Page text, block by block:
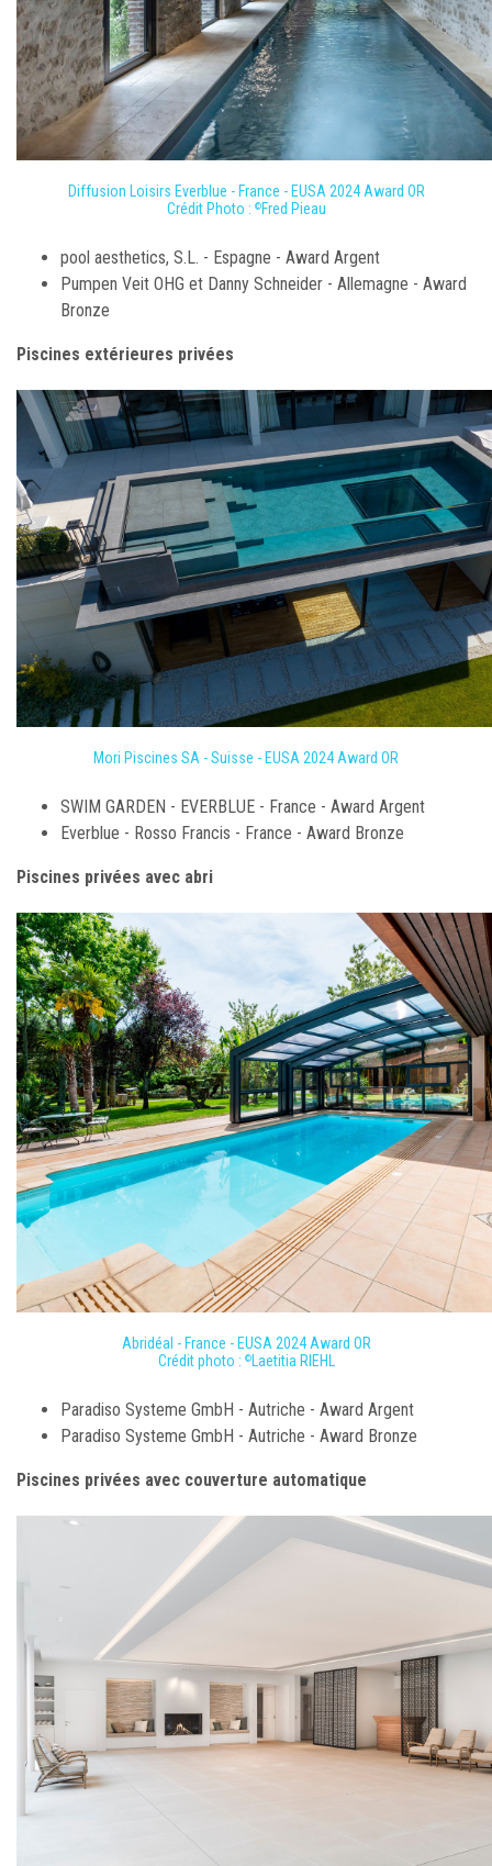
Diffusion Loisirs Everblue - France - EUSA 2024 Award OR
Crédit Photo : ©Fred Pieau
pool aesthetics, S.L. - Espagne - Award Argent
Pumpen Veit OHG et Danny Schneider - Allemagne - Award
Bronze
Piscines extérieures privées
Mori Piscines SA - Suisse - EUSA 2024 Award OR
SWIM GARDEN - EVERBLUE - France - Award Argent
Everblue - Rosso Francis - France - Award Bronze
Piscines privées avec abri
Abridéal - France - EUSA 2024 Award OR
Crédit photo : ©Laetitia RIEHL
Paradiso Systeme GmbH - Autriche - Award Argent
Paradiso Systeme GmbH - Autriche - Award Bronze
Piscines privées avec couverture automatique